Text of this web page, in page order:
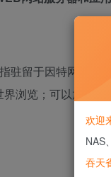
驻留于因特网上某
浏览；可以放置
欢迎
NAS
吞天